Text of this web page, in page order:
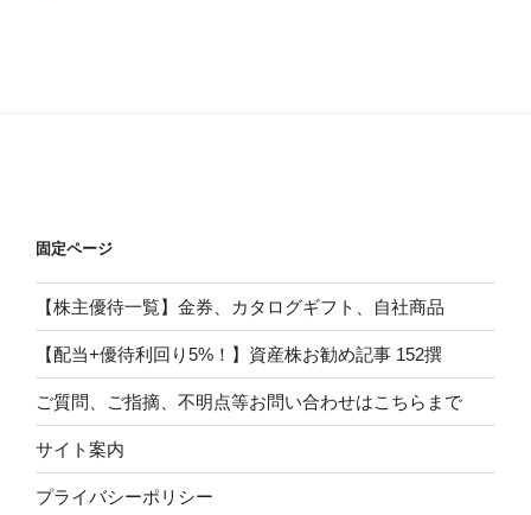
固定ページ
【株主優待一覧】金券、カタログギフト、自社商品
【配当+優待利回り5%！】資産株お勧め記事 152撰
ご質問、ご指摘、不明点等お問い合わせはこちらまで
サイト案内
プライバシーポリシー